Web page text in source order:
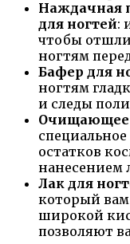
Наждачная
для ногтей:
чтобы
ногтям
Бафер для
ногтям
и следы
Очищающее
остатков
нанесением
Лак для
который вам
широкой
позволяют